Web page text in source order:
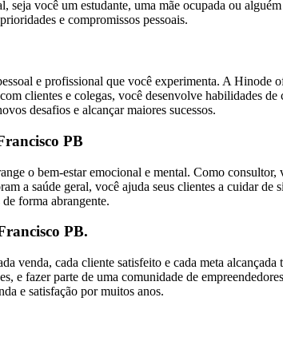
você um estudante, uma mãe ocupada ou
e compromissos pessoais.
e profissional que você experimenta. A
clientes e colegas, você desenvolve habilidades
desafios e alcançar maiores sucessos.
PB
o bem-estar emocional e mental. Como
a saúde geral, você ajuda seus clientes a cuidar
forma abrangente.
PB.
venda, cada cliente satisfeito e cada meta
e fazer parte de uma comunidade de
e satisfação por muitos anos.